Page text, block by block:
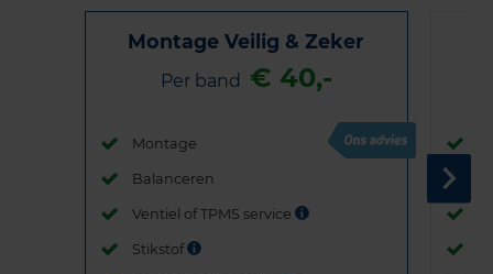
Montage Veilig & Zeker
Per band € 40,-
Montage
Balanceren
Ventiel of TPMS service
Stikstof